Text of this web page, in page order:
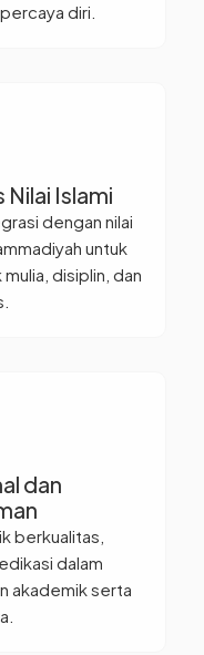
diri.
Islami
dengan nilai
untuk
disiplin, dan
dan
berkualitas,
dalam
akademik serta